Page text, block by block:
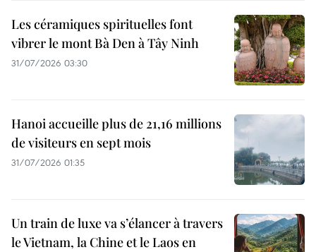
Les céramiques spirituelles font
vibrer le mont Bà Den à Tây Ninh
31/07/2026 03:30
Hanoi accueille plus de 21,16 millions
de visiteurs en sept mois ​
31/07/2026 01:35
Un train de luxe va s’élancer à travers
le Vietnam, la Chine et le Laos en